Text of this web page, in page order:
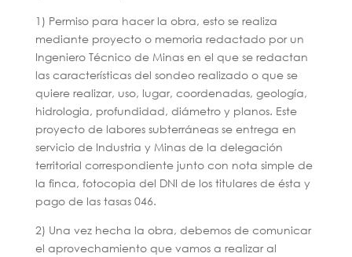
1) Permiso para hacer la obra, esto se realiza
mediante proyecto o memoria redactado por un
Ingeniero Técnico de Minas en el que se redactan
las características del sondeo realizado o que se
quiere realizar, uso, lugar, coordenadas, geología,
hidrologia, profundidad, diámetro y planos. Este
proyecto de labores subterráneas se entrega en
servicio de Industria y Minas de la delegación
territorial correspondiente junto con nota simple de
la finca, fotocopia del DNI de los titulares de ésta y
pago de las tasas 046.
2) Una vez hecha la obra, debemos de comunicar
el aprovechamiento que vamos a realizar al